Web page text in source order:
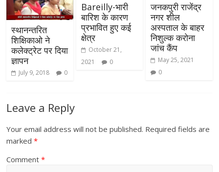
स्थानन्तरित
शिक्षिकाओ ने
कलेक्ट्रेट पर दिया
ज्ञापन
July 9, 2018 0
Bareilly-भारी
बारिश के कारण
प्रभावित हुए कई
क्षेत्र
October 21,
2021
0
जनकपुरी राजेंद्र
नगर शील
अस्पताल के बाहर
निशुल्क करोना
जांच कैंप
May 25, 2021
0
Leave a Reply
Your email address will not be published. Required fields are
marked*
Comment*